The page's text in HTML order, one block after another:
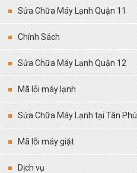
Sửa Chữa Máy Lạnh Quận 11
Chính Sách
Sửa Chữa Máy Lạnh Quận 12
Mã lỗi máy lạnh
Sửa Chữa Máy Lạnh tại Tân Phú
Mã lỗi máy giặt
Dịch vụ